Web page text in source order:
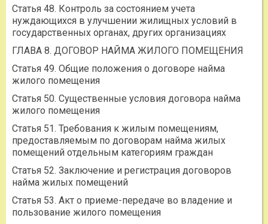
Статья 48. Контроль за состоянием учета
нуждающихся в улучшении жилищных условий в
государственных органах, других организациях
ГЛАВА 8. ДОГОВОР НАЙМА ЖИЛОГО ПОМЕЩЕНИЯ
Статья 49. Общие положения о договоре найма
жилого помещения
Статья 50. Существенные условия договора найма
жилого помещения
Статья 51. Требования к жилым помещениям,
предоставляемым по договорам найма жилых
помещений отдельным категориям граждан
Статья 52. Заключение и регистрация договоров
найма жилых помещений
Статья 53. Акт о приеме-передаче во владение и
пользование жилого помещения